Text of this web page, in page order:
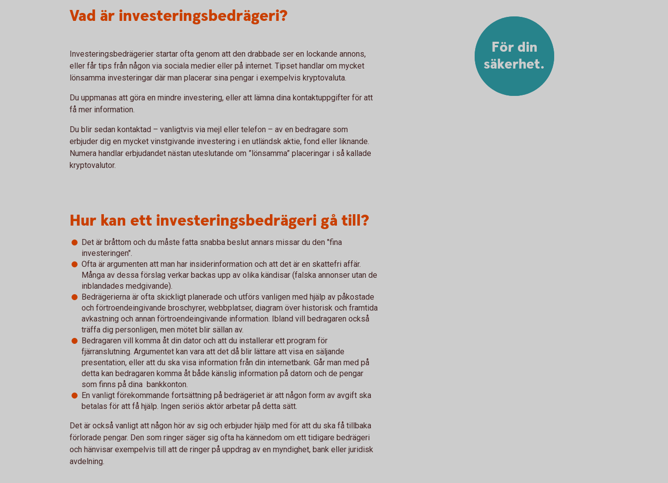
Vad är investeringsbedrägeri?
Investeringsbedrägerier startar ofta genom att den drabbade ser en lockande annons,
eller får tips från någon via sociala medier eller på internet. Tipset handlar om mycket
lönsamma investeringar där man placerar sina pengar i exempelvis kryptovaluta.
Du uppmanas att göra en mindre investering, eller att lämna dina kontaktuppgifter för att
få mer information.
Du blir sedan kontaktad – vanligtvis via mejl eller telefon – av en bedragare som
erbjuder dig en mycket vinstgivande investering i en utländsk aktie, fond eller liknande.
Numera handlar erbjudandet nästan uteslutande om ”lönsamma” placeringar i så kallade
kryptovalutor.
För din
säkerhet.
Hur kan ett investeringsbedrägeri gå till?
Det är bråttom och du måste fatta snabba beslut annars missar du den "fina
investeringen".
Ofta är argumenten att man har insiderinformation och att det är en skattefri affär.
Många av dessa förslag verkar backas upp av olika kändisar (falska annonser utan de
inblandades medgivande).
Bedrägerierna är ofta skickligt planerade och utförs vanligen med hjälp av påkostade
och förtroendeingivande broschyrer, webbplatser, diagram över historisk och framtida
avkastning och annan förtroendeingivande information. Ibland vill bedragaren också
träffa dig personligen, men mötet blir sällan av.
Bedragaren vill komma åt din dator och att du installerar ett program för
fjärranslutning. Argumentet kan vara att det då blir lättare att visa en säljande
presentation, eller att du ska visa information från din internetbank. Går man med på
detta kan bedragaren komma åt både känslig information på datorn och de pengar
som finns på dina bankkonton.
En vanligt förekommande fortsättning på bedrägeriet är att någon form av avgift ska
betalas för att få hjälp. Ingen seriös aktör arbetar på detta sätt.
Det är också vanligt att någon hör av sig och erbjuder hjälp med för att du ska få tillbaka
förlorade pengar. Den som ringer säger sig ofta ha kännedom om ett tidigare bedrägeri
och hänvisar exempelvis till att de ringer på uppdrag av en myndighet, bank eller juridisk
avdelning.